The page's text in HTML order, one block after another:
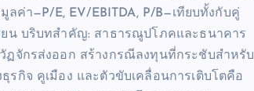
ลค่า—P/E, EV/EBITDA, P/B—เทียบทั้งกับคู่
ยน บริบทสำคัญ: สาธารณูปโภคและธนาคาร
ฏจักรส่งออก สร้างกรณีลงทุนที่กระชับสำหรับ
รกิจ คูเมือง และตัวขับเคลื่อนการเติบโตคือ